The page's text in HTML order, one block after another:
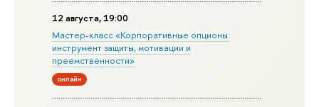
12 августа, 19:00
Мастер-класс «Корпоративные опционы:
инструмент защиты, мотивации и
преемственности»
онлайн